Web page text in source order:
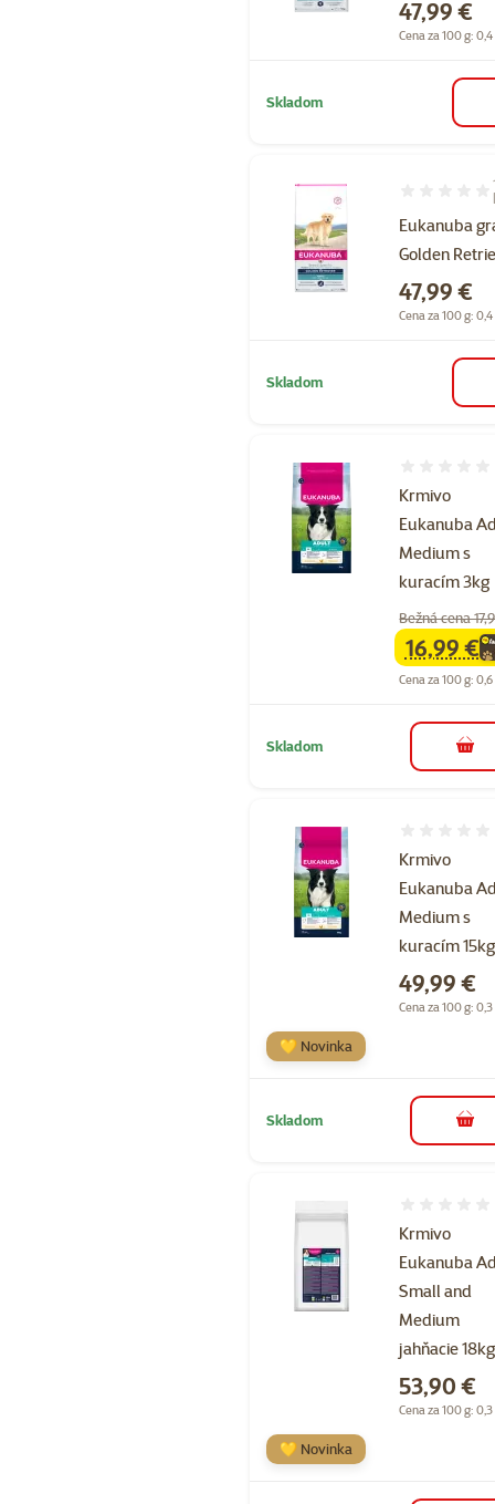
Cena
47,99 €
Cena za 100 g:
Skladom
Eukanuba
Golden
Hodnotenie
Cena
47,99 €
Cena za 100 g:
Skladom
Krmivo
Eukanuba
Medium s
kuracím 3kg
Bežná cena
family
16,99 €
Cena za 100 g:
Skladom do
Krmivo
Eukanuba
Medium s
kuracím 15kg
Cena
49,99 €
Cena za 100 g:
💛 Novinka
Skladom do
Krmivo
Eukanuba
Small and
Medium
jahňacie 18kg
Cena
53,90 €
Cena za 100 g:
💛 Novinka